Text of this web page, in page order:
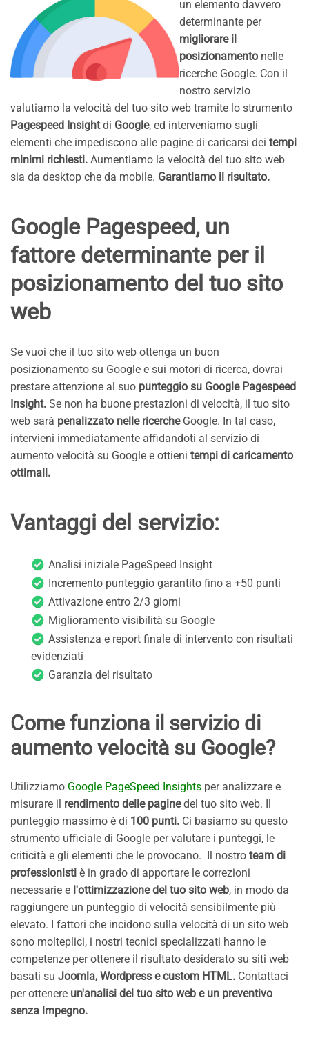
un elemento davvero
determinante per
migliorare il
posizionamento nelle
ricerche Google. Con il
nostro servizio
valutiamo la velocità del tuo sito web tramite lo strumento
Pagespeed Insightdi Google, ed interveniamo sugli
elementi che impediscono alle pagine di caricarsi dei tempi
minimi richiesti. Aumentiamo la velocità del tuo sito web
sia da desktop che da mobile. Garantiamo il risultato.
Google Pagespeed, un
fattore determinante per il
posizionamento del tuo sito
web
Se vuoi che il tuo sito web ottenga un buon
posizionamento su Google e sui motori di ricerca, dovrai
prestare attenzione al suo punteggio su Google Pagespeed
Insight. Se non ha buone prestazioni di velocità, il tuo sito
web sarà penalizzato nelle ricercheGoogle. In tal caso,
intervieni immediatamente affidandoti al servizio di
aumento velocità su Google e ottieni tempi di caricamento
ottimali.
Vantaggi del servizio:
Analisi iniziale PageSpeed Insight
Incremento punteggio garantito fino a +50 punti
Attivazione entro 2/3 giorni
Miglioramento visibilità su Google
Assistenza e report finale di intervento con risultati
evidenziati
Garanzia del risultato
Come funziona il servizio di
aumento velocità su Google?
Utilizziamo Google PageSpeed Insights per analizzare e
misurare il rendimento delle paginedel tuo sito web. Il
punteggio massimo è di 100 punti. Ci basiamo su questo
strumento ufficiale di Google per valutare i punteggi, le
criticità e gli elementi che le provocano. Il nostro team di
professionisti è in grado di apportare le correzioni
necessarie e l'ottimizzazione del tuo sito web, in modo da
raggiungere un punteggio di velocità sensibilmente più
elevato. I fattori che incidono sulla velocità di un sito web
sono molteplici, i nostri tecnici specializzati hanno le
competenze per ottenere il risultato desiderato su siti web
basati su Joomla, Wordpress e custom HTML. Contattaci
per ottenere un'analisi del tuo sito web e un preventivo
senza impegno.